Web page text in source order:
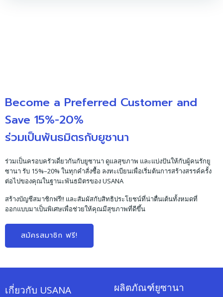
Become a Preferred Customer and
Save 15%-20%
ร่วมเป็นพันธมิตรกับยูซานา
ร่วมเป็นครอบครัวเดี่ยวกันกับยูซานา ดูแลสุขภาพ และแบ่งปันให้กับผู้คนรักยู
ซานา รับ 15%–20% ในทุกคำสั่งซื้อ ลงทะเบียนเพื่อเริ่มต้นการสร้างสรรค์ครั้ง
ต่อไปของคุณในฐานะพันธมิตรของ USANA
สร้างบัญชีสมาชิกฟรี!! และสัมผัสกับสิทธิประโยชน์ที่น่าตื่นเต้นทั้งหมดที่
ออกแบบมาเป็นพิเศษเพื่อช่วยให้คุณมีสุขภาพที่ดีขึ้น
สมัครสมาชิก ฟรี!
เกี่ยวกับ USANA ผลิตภัณฑ์ยูซานา